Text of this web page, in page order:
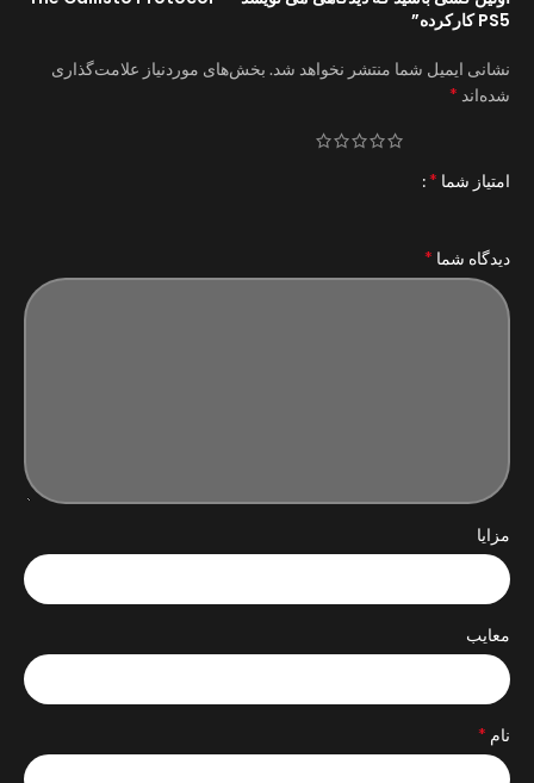
PS5 کارکرده”
نشانی ایمیل شما منتشر نخواهد شد. بخش‌های موردنیاز علامت‌گذاری
شده‌اند *
امتیاز شما *
دیدگاه شما *
مزایا
معایب
نام *